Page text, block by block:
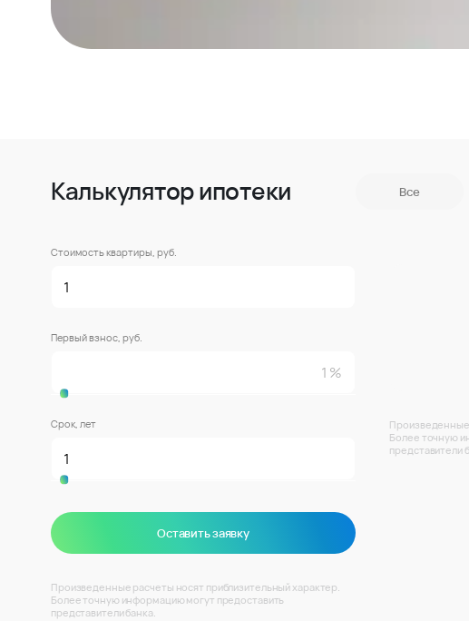
Калькулятор ипотеки Все
Стоимость квартиры, руб.
Первый взнос, руб.
Срок, лет
Оставить заявку
Произведенные расчеты носят приблизительный характер.
Более точную информацию могут предоставить
представители банка.
Произведенные
Более точную
представители